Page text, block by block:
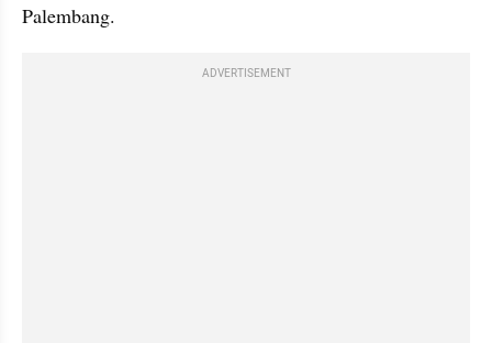
Palembang.
ADVERTISEMENT